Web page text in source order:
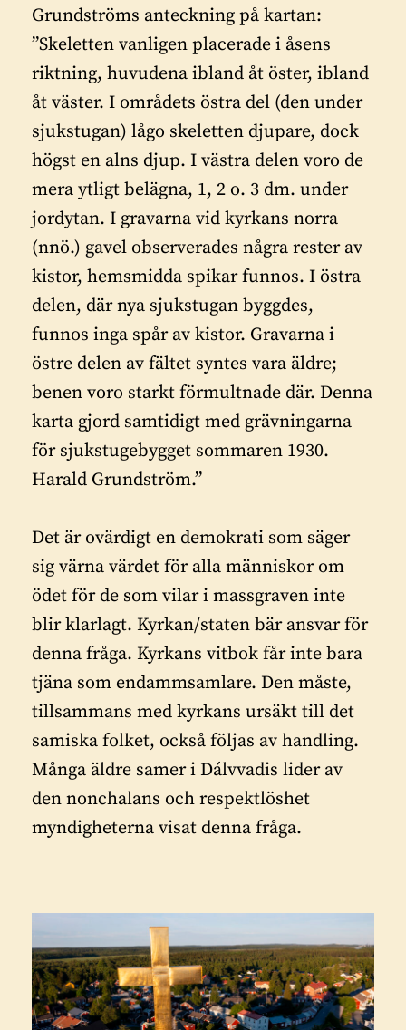
Grundströms anteckning på kartan:
”Skeletten vanligen placerade i åsens
riktning, huvudena ibland åt öster, ibland
åt väster. I områdets östra del (den under
sjukstugan) lågo skeletten djupare, dock
högst en alns djup. I västra delen voro de
mera ytligt belägna, 1, 2 o. 3 dm. under
jordytan. I gravarna vid kyrkans norra
(nnö.) gavel observerades några rester av
kistor, hemsmidda spikar funnos. I östra
delen, där nya sjukstugan byggdes,
funnos inga spår av kistor. Gravarna i
östre delen av fältet syntes vara äldre;
benen voro starkt förmultnade där. Denna
karta gjord samtidigt med grävningarna
för sjukstugebygget sommaren 1930.
Harald Grundström.”
Det är ovärdigt en demokrati som säger
sig värna värdet för alla människor om
ödet för de som vilar i massgraven inte
blir klarlagt. Kyrkan/staten bär ansvar för
denna fråga. Kyrkans vitbok får inte bara
tjäna som endammsamlare. Den måste,
tillsammans med kyrkans ursäkt till det
samiska folket, också följas av handling.
Många äldre samer i Dálvvadis lider av
den nonchalans och respektlöshet
myndigheterna visat denna fråga.